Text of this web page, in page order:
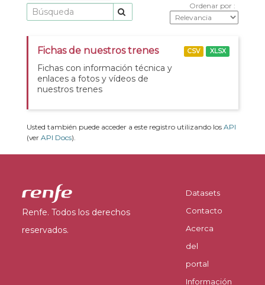
Ordenar por
Fichas de nuestros trenes
Fichas con información técnica y
enlaces a fotos y vídeos de
nuestros trenes
CSV XLSX
Usted también puede acceder a este registro utilizando los API
(ver API Docs).
Renfe. Todos los derechos
reservados.
Datasets
Contacto
Acerca
del
portal
Información